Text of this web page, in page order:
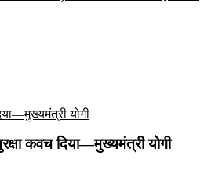
कवच दिया—मुख्यमंत्री योगी